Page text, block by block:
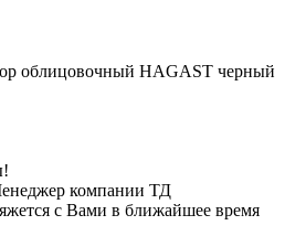
облицовочный HAGAST черный
компании ТД
с Вами в ближайшее время